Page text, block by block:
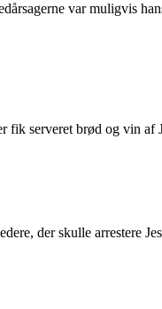
var muligvis
fik serveret brød og vin af
der skulle arrestere